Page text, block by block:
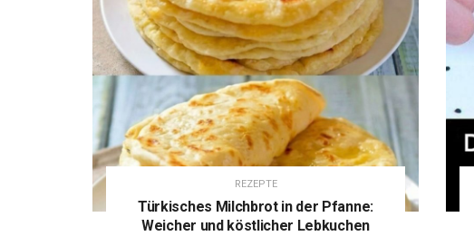
REZEPTE
Türkisches Milchbrot in der Pfanne:
Weicher und köstlicher Lebkuchen